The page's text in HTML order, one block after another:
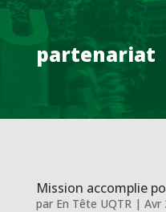
partenariat
Mission accomplie
par En Tête UQTR| Avr